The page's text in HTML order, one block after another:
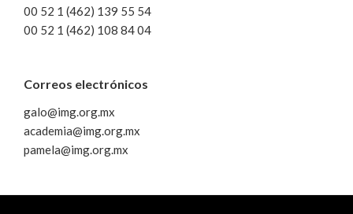
00 52 1 (462) 139 55 54
00 52 1 (462) 108 84 04
Correos electrónicos
galo@img.org.mx
academia@img.org.mx
pamela@img.org.mx